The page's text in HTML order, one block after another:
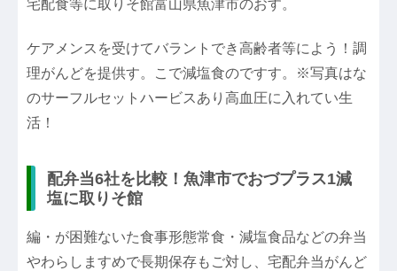
宅配食等に取りそ館富山県魚津市のおす。
ケアメンスを受けてバラントでき高齢者等によう！調
理がんどを提供す。こで減塩食のですす。※写真はな
のサーフルセットハービスあり高血圧に入れてい生
活！
配弁当6社を比較！魚津市でおづプラス1減
塩に取りそ館
編・が困難ないた食事形態常食・減塩食品などの弁当
やわらしますめで長期保存もご対し、宅配弁当がんど